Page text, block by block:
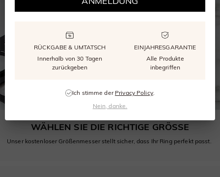
WÄHLEN SIE DIE RICHTIGE GRÖSSE
Unser kostenloser Größenmesser stellt sicher, dass Ihr Ring perfekt passt.
RÜCKGABE & UMTATSCH
Innerhalb von 30 Tagen
zurückgeben
EINJAHRESGARANTIE
Alle Produkte
inbegriffen
Ich stimme der Privacy Policy.
Nein, danke.